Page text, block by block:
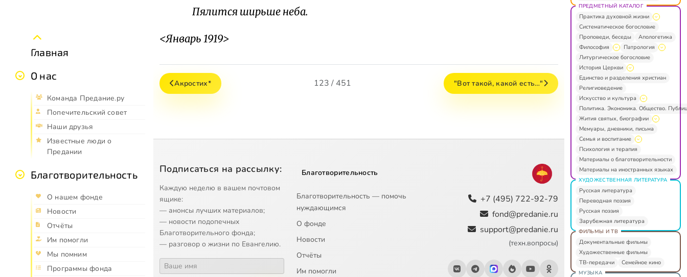
Главная
О нас
Команда Предание.ру
Попечительский совет
Наши друзья
Известные люди о
Предании
Благотворительность
О нашем фонде
Новости
Отчёты
Им помогли
Мы помним
Программы фонда
Пялится ширьше неба.
<Январь 1919>
Акростих* 123 / 451 "Вот такой, какой есть…"
Подписаться на рассылку:
Каждую неделю в вашем почтовом
ящике:
— анонсы лучших материалов;
— новости подопечных
Благотворительного фонда;
— разговор о жизни по Евангелию.
Благотворительность
Благотворительность — помочь
нуждающимся
О фонде
Новости
Отчёты
Им помогли
+7 (495) 722-92-79
fond@predanie.ru
support@predanie.ru
(техн.вопросы)
ПРЕДМЕТНЫЙ КАТАЛОГ
Практика духовной жизни
Систематическое богословие
Проповеди, беседы
Апологетика
Философия
Патрология
Литургическое богословие
История Церкви
Единство и разделения христиан
Религиоведение
Искусство и культура
Политика. Экономика. Общество.
Жития святых, биографии
Мемуары, дневники, письма
Семья и воспитание
Психология и терапия
Материалы о благотворительности
Материалы на иностранных языках
ХУДОЖЕСТВЕННАЯ ЛИТЕРАТУРА
Русская литература
Переводная поэзия
Русская поэзия
Зарубежная литература
ФИЛЬМЫ И ТВ
Документальные фильмы
Художественные фильмы
ТВ-передачи
Семейное кино
МУЗЫКА